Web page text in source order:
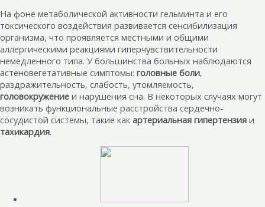
На фоне метаболической активности гельминта и его
токсического воздействия развивается сенсибилизация
организма, что проявляется местными и общими
аллергическими реакциями гиперчувствительности
немедленного типа. У большинства больных наблюдаются
астеновегетативные симптомы: головные боли,
раздражительность, слабость, утомляемость,
головокружение и нарушения сна. В некоторых случаях могут
возникать функциональные расстройства сердечно-
сосудистой системы, такие как артериальная гипертензия и
тахикардия.